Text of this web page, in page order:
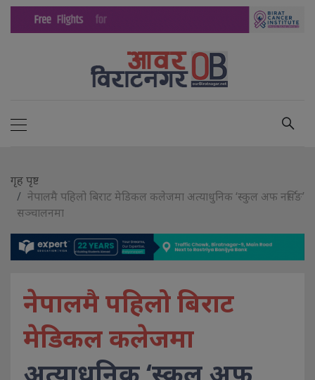
गृह पृष्ट
नेपालमै पहिलो बिराट मेडिकल कलेजमा अत्याधुनिक ‘स्कुल अफ नर्सिङ’
सञ्चालनमा
नेपालमै पहिलो बिराट
मेडिकल कलेजमा